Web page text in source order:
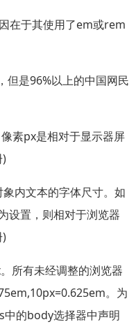
在于其使用了em或rem
是96%以上的中国网民
素px是相对于显示器屏
)
内文本的字体尺寸。如
设置，则相对于浏览器
)
所有未经调整的浏览器
。为
的body选择器中声明